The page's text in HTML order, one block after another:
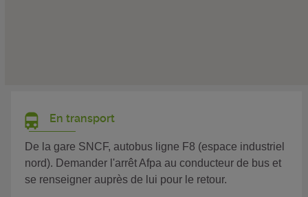
En transport
De la gare SNCF, autobus ligne F8 (espace industriel
nord). Demander l'arrêt Afpa au conducteur de bus et
se renseigner auprès de lui pour le retour.